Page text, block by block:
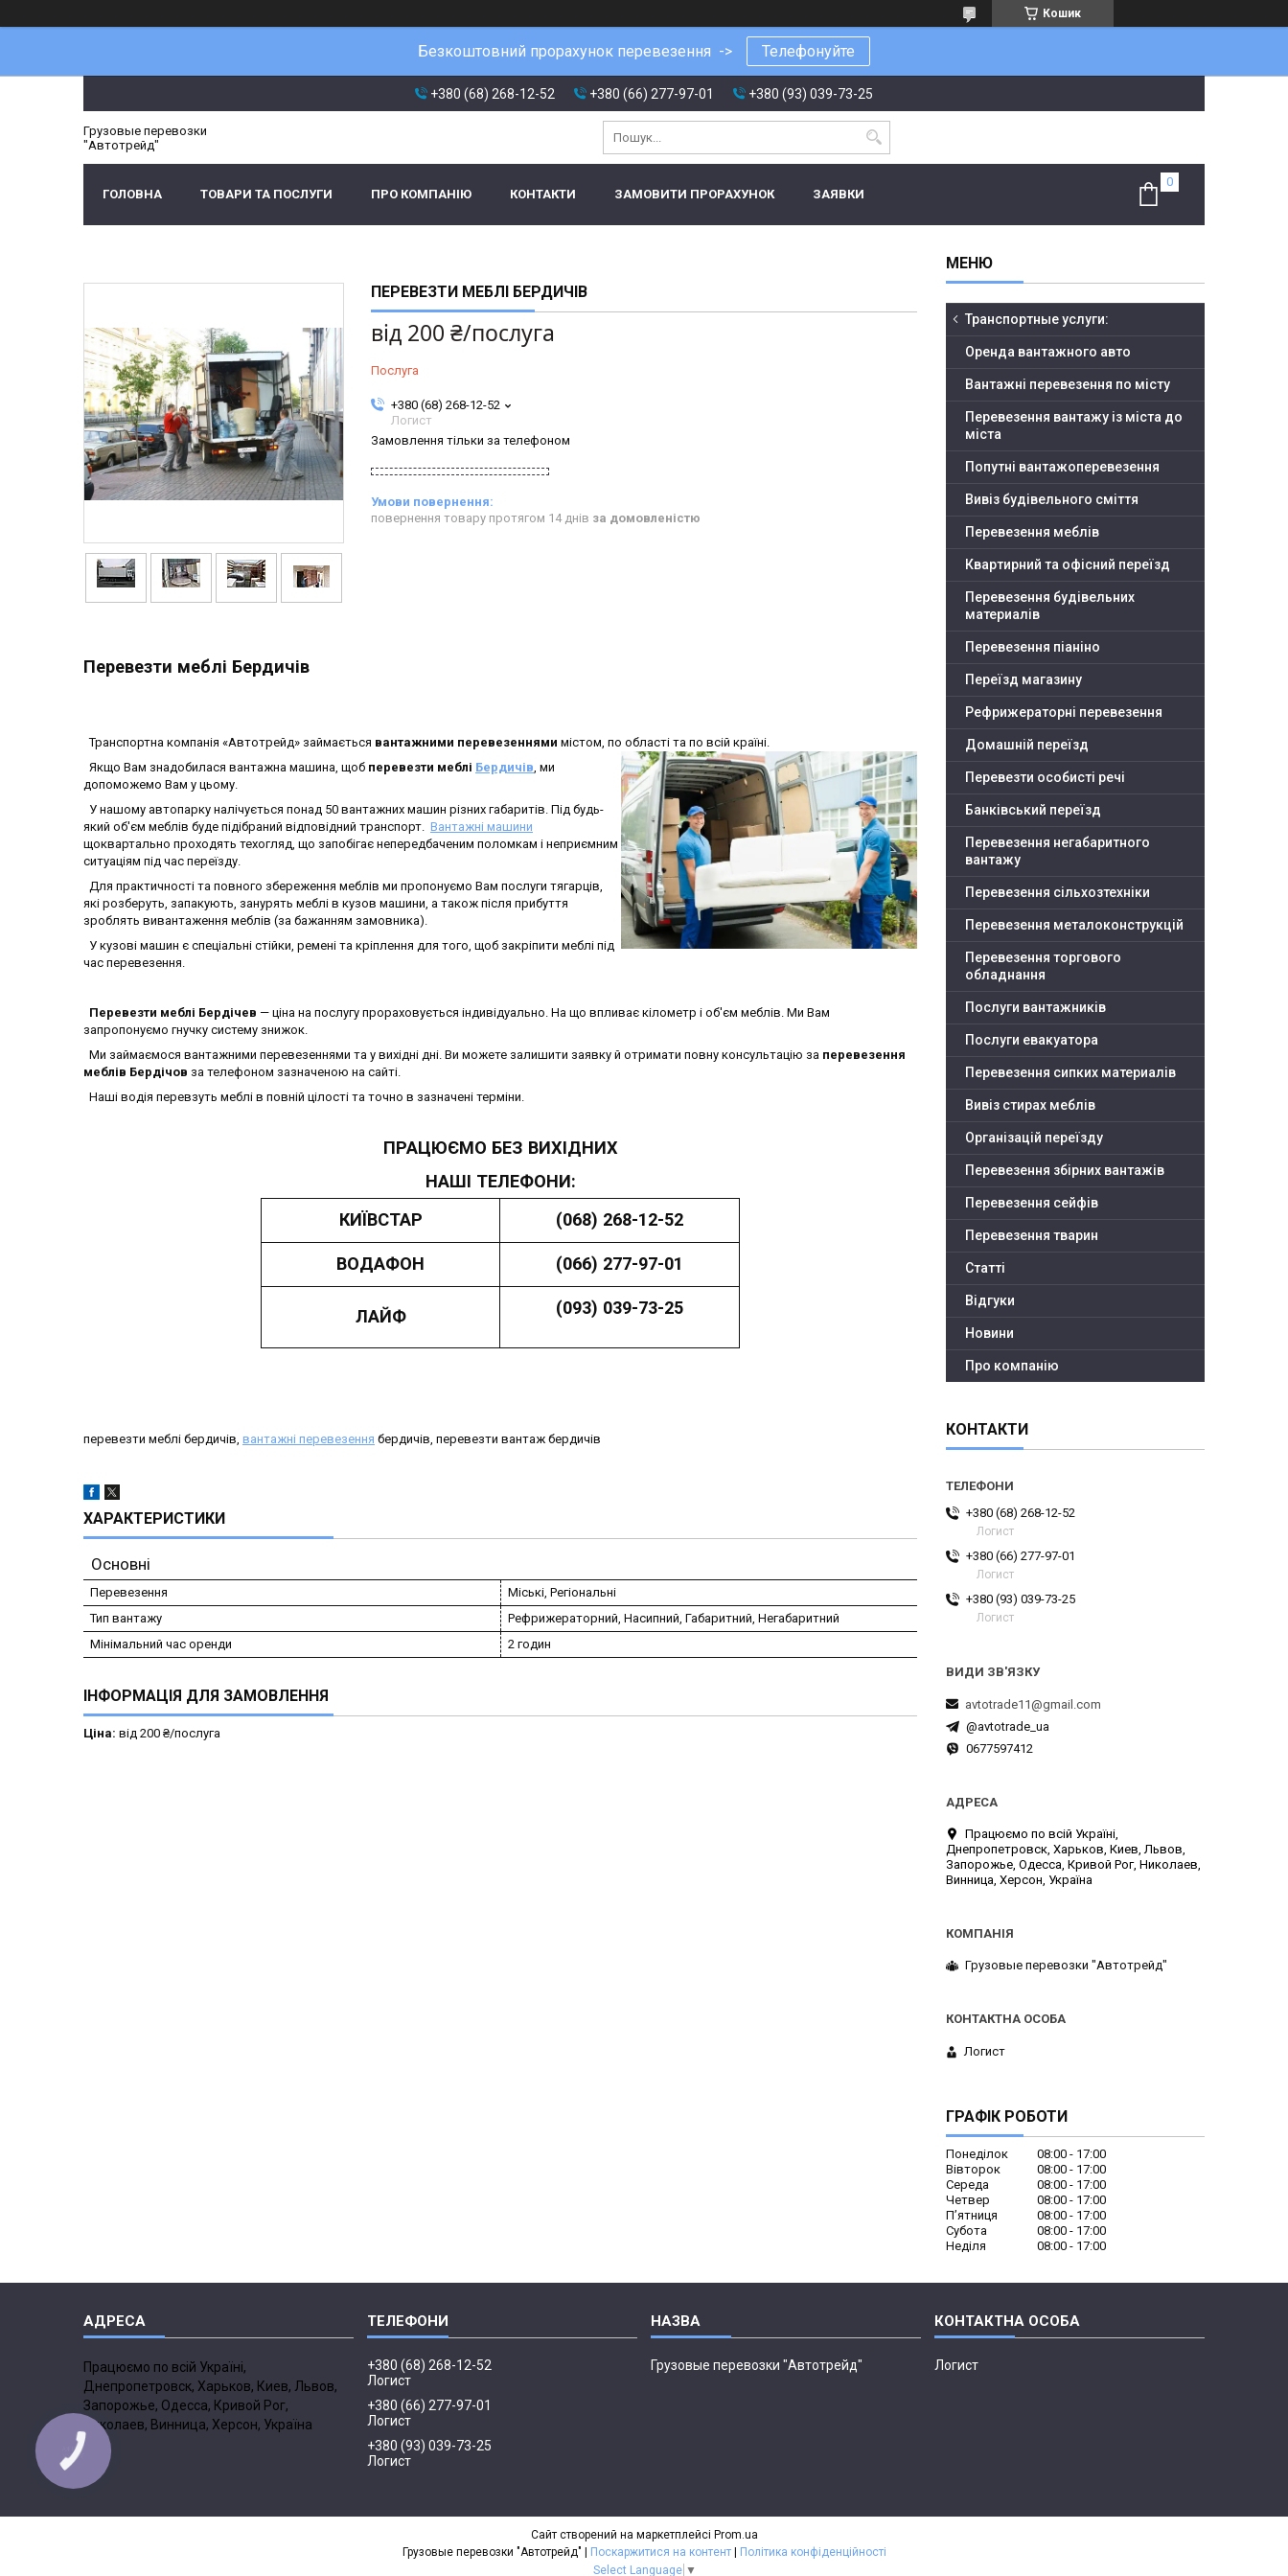
Кошик
Безкоштовний прорахунок перевезення -> Телефонуйте
+380 (68) 268-12-52 +380 (66) 277-97-01 +380 (93) 039-73-25
Грузовые перевозки
"Автотрейд"
ГОЛОВНА ТОВАРИ ТА ПОСЛУГИ ПРО КОМПАНІЮ КОНТАКТИ ЗАМОВИТИ ПРОРАХУНОК ЗАЯВКИ
ПЕРЕВЕЗТИ МЕБЛІ БЕРДИЧІВ
від 200 ₴/послуга
Послуга
+380 (68) 268-12-52
Логист
Замовлення тільки за телефоном
повернення товару протягом 14 днів за домовленістю
Перевезти меблі Бердичів
Транспортна компанія «Автотрейд» займається вантажними перевезеннями містом, по області та по всій країні.
Якщо Вам знадобилася вантажна машина, щоб перевезти меблі Бердичів, ми
допоможемо Вам у цьому.
У нашому автопарку налічується понад 50 вантажних машин різних габаритів. Під будь-
який об'єм меблів буде підібраний відповідний транспорт. Вантажні машини
щоквартально проходять техогляд, що запобігає непередбаченим поломкам і неприємним
ситуаціям під час переїзду.
Для практичності та повного збереження меблів ми пропонуємо Вам послуги тягарців,
які розберуть, запакують, занурять меблі в кузов машини, а також після прибуття
зроблять вивантаження меблів (за бажанням замовника).
У кузові машин є спеціальні стійки, ремені та кріплення для того, щоб закріпити меблі під
час перевезення.
Перевезти меблі Бердічев — ціна на послугу прораховується індивідуально. На що впливає кілометр і об'єм меблів. Ми Вам
запропонуємо гнучку систему знижок.
Ми займаємося вантажними перевезеннями та у вихідні дні. Ви можете залишити заявку й отримати повну консультацію за перевезення
меблів Бердічов за телефоном зазначеною на сайті.
Наші водія перевзуть меблі в повній цілості та точно в зазначені терміни.
ПРАЦЮЄМО БЕЗ ВИХІДНИХ
НАШІ ТЕЛЕФОНИ:
КИЇВСТАР
(068) 268-12-52
ВОДАФОН (066) 277-97-01
ЛАЙФ (093) 039-73-25
перевезти меблі бердичів, вантажні перевезення бердичів, перевезти вантаж бердичів
ХАРАКТЕРИСТИКИ
Основні
Перевезення
Міські, Регіональні
Тип вантажу
Рефрижераторний, Насипний, Габаритний, Негабаритний
Мінімальний час оренди
2 годин
ІНФОРМАЦІЯ ДЛЯ ЗАМОВЛЕННЯ
Ціна: від 200 ₴/послуга
Транспортные услуги:
Оренда вантажного авто
Вантажні перевезення по місту
Перевезення вантажу із міста до
міста
Попутні вантажоперевезення
Вивіз будівельного сміття
Перевезення меблів
Квартирний та офісний переїзд
Перевезення будівельних
материалів
Перевезення піаніно
Переїзд магазину
Рефрижераторні перевезення
Домашній переїзд
Перевезти особисті речі
Банківський переїзд
Перевезення негабаритного
вантажу
Перевезення сільхозтехніки
Перевезення металоконструкцій
Перевезення торгового
обладнання
Послуги вантажників
Послуги евакуатора
Перевезення сипких материалів
Вивіз стирах меблів
Організацій переїзду
Перевезення збірних вантажів
Перевезення сейфів
Перевезення тварин
Статті
Відгуки
Новини
Про компанію
КОНТАКТИ
+380 (68) 268-12-52
Логист
+380 (66) 277-97-01
Логист
+380 (93) 039-73-25
Логист
avtotrade11@gmail.com
@avtotrade_ua
0677597412
Працюємо по всій Україні,
Днепропетровск, Харьков, Киев, Львов,
Запорожье, Одесса, Кривой Рог, Николаев,
Винница, Херсон, Україна
Грузовые перевозки "Автотрейд"
Логист
ГРАФІК РОБОТИ
Понеділок 08:00
17:00
Вівторок
08:00
17:00
Середа
08:00
17:00
Четвер
08:00
17:00
Пʼятниця
08:00
17:00
Субота
08:00
17:00
Неділя
08:00 17:00
Працюємо по всій Україні,
Днепропетровск, Харьков, Киев, Львов,
Запорожье, Одесса, Кривой Рог,
Николаев, Винница, Херсон, Україна
+380 (68) 268-12-52
Логист
+380 (66) 277-97-01
Логист
+380 (93) 039-73-25
Логист
Грузовые перевозки "Автотрейд" Логист
Сайт створений на маркетплейсі Prom.ua
Поскаржитися на контент
Політика конфіденційності
Select Language ▼